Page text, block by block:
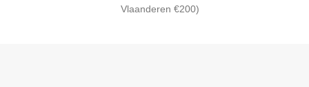
Vlaanderen €200)